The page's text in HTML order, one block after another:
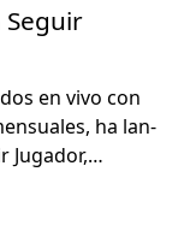
Seguir
en vivo con
ha lan­
Jugador,…